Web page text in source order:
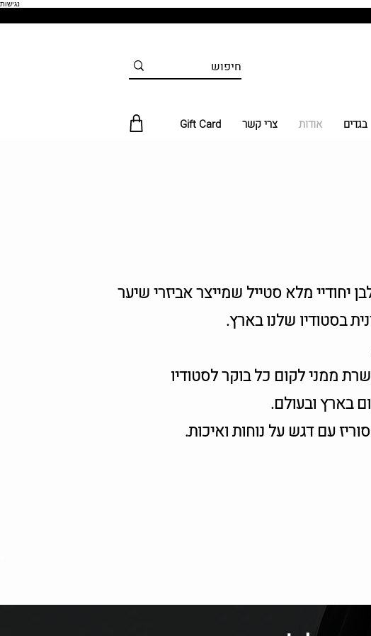
נגישות
בגדים אודות צרי קשר Gift Card
יחודיי מלא סטייל שמייצר אביזרי שיער
בסטודיו שלנו בארץ.
ממני לקום כל בוקר לסטודיו
בארץ ובעולם.
עם דגש על נוחות ואיכות.